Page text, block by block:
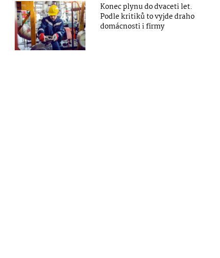
Konec plynu do dvaceti let.
Podle kritiků to vyjde draho
domácnosti i firmy